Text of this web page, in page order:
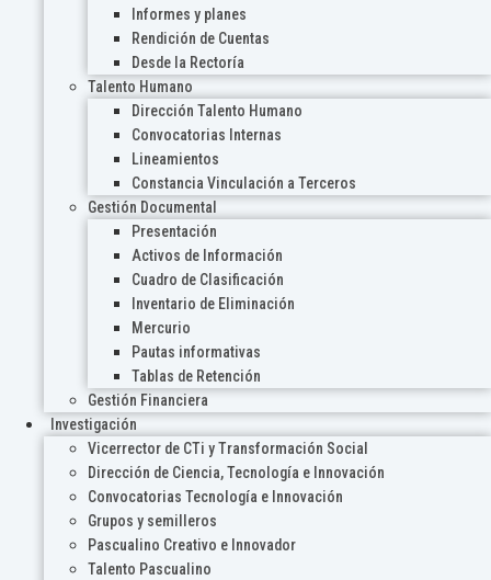
Informes y planes
Rendición de Cuentas
Desde la Rectoría
Talento Humano
Dirección Talento Humano
Convocatorias Internas
Lineamientos
Constancia Vinculación a Terceros
Gestión Documental
Presentación
Activos de Información
Cuadro de Clasificación
Inventario de Eliminación
Mercurio
Pautas informativas
Tablas de Retención
Gestión Financiera
Investigación
Vicerrector de CTi y Transformación Social
Dirección de Ciencia, Tecnología e Innovación
Convocatorias Tecnología e Innovación
Grupos y semilleros
Pascualino Creativo e Innovador
Talento Pascualino